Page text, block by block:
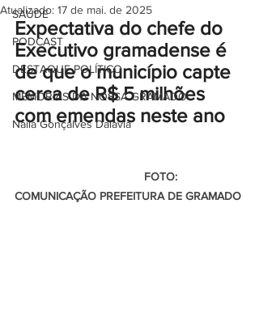
SAÚDE
PODCAST
DESTAQUE POLÍTICO
MEMÓRIAS DA NOSSA GRAMADO
Naíla Gonçalves Dalavia
Atualizado: 17 de mai. de 2025
Expectativa do chefe do
Executivo gramadense é
de que o município capte
cerca de R$ 5 milhões
com emendas neste ano
COMUNICAÇÃO PREFEITURA DE GRAMADO